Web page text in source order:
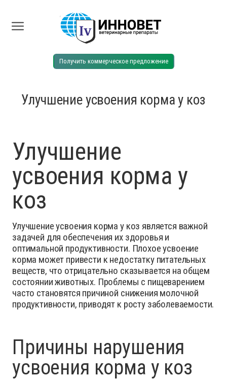
Получить коммерческое предложение
Улучшение усвоения корма у коз
Улучшение
усвоения корма у
коз
Улучшение усвоения корма у коз является важной
задачей для обеспечения их здоровья и
оптимальной продуктивности. Плохое усвоение
корма может привести к недостатку питательных
веществ, что отрицательно сказывается на общем
состоянии животных. Проблемы с пищеварением
часто становятся причиной снижения молочной
продуктивности, приводят к росту заболеваемости.
Причины нарушения
усвоения корма у коз